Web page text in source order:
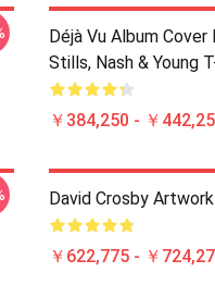
Déjà Vu Album Cover
Stills, Nash & Young
￥384,250 - ￥
David Crosby
￥622,775 - ￥